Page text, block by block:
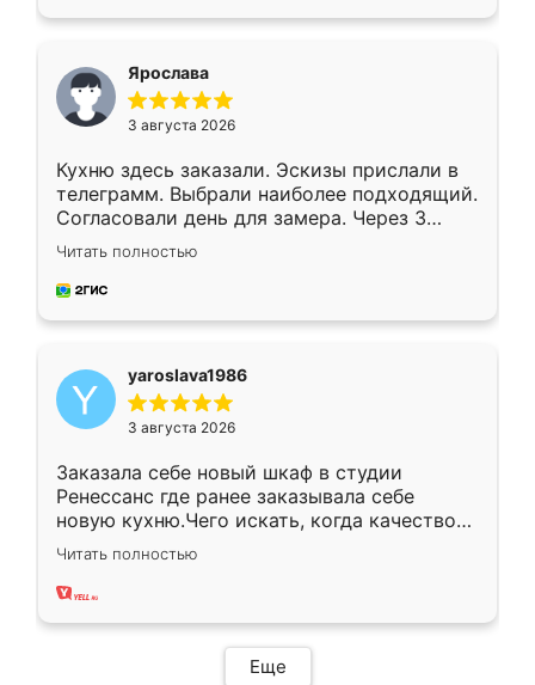
Ярослава
3 августа 2026
Кухню здесь заказали. Эскизы прислали в
телеграмм. Выбрали наиболее подходящий.
Согласовали день для замера. Через 3
недели кухня была уже готова. Остались
довольны работой. Спасибо Ренессанс
мебель за качественную работу!
Читать полностью
yaroslava1986
3 августа 2026
Заказала себе новый шкаф в студии
Ренессанс где ранее заказывала себе
новую кухню.Чего искать, когда качеством
вполне довольна. Служит кухня уже почти
два года, нареканий нет.
Читать полностью
Еще